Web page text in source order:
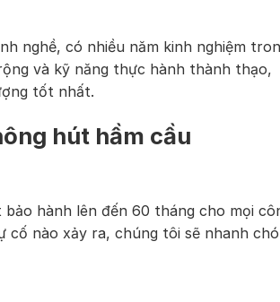
nghề, có nhiều năm kinh nghiệm
và kỹ năng thực hành thành thạo,
tốt nhất.
hút hầm cầu
hành lên đến 60 tháng cho mọi
nào xảy ra, chúng tôi sẽ nhanh